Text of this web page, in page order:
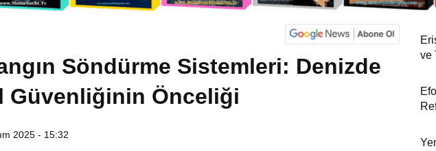
Söndürme Sistemleri: Denizde
Güvenliğinin Önceliği
2025 - 15:32
ve